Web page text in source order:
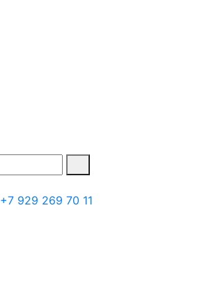
+7 929 269 70 11